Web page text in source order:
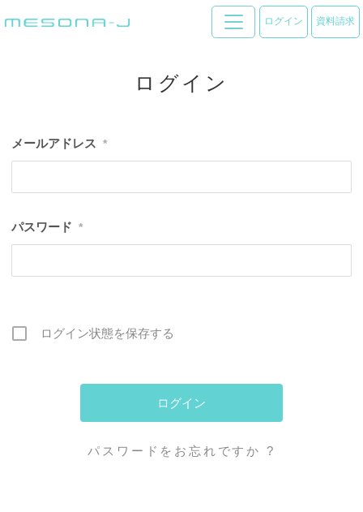
ログイン 資料請求
ログイン
メールアドレス *
パスワード *
ログイン状態を保存する
パスワードをお忘れですか ?